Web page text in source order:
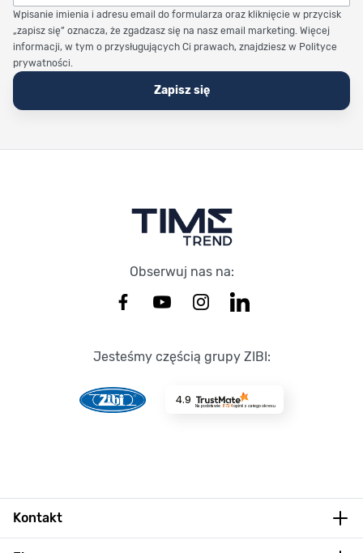
Wpisanie imienia i adresu email do formularza oraz kliknięcie w przycisk
„zapisz się” oznacza, że zgadzasz się na nasz email marketing. Więcej
informacji, w tym o przysługujących Ci prawach, znajdziesz w Polityce
prywatności.
Zapisz się
Obserwuj nas na:
Jesteśmy częścią grupy ZIBI:
4.9
Na podstawie 8724opinii z całego okresu
Kontakt